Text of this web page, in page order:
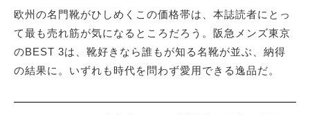
欧州の名門靴がひしめくこの価格帯は、本誌読者にとっ
て最も売れ筋が気になるところだろう。阪急メンズ東京
のBEST 3は、靴好きなら誰もが知る名靴が並ぶ、納得
の結果に。いずれも時代を問わず愛用できる逸品だ。